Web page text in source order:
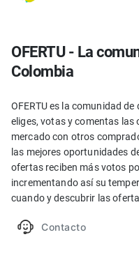
OFERTU - La
Colombia
OFERTU es la comunidad
eliges, votas y comentas las
mercado con otros
las mejores oportunidades
ofertas reciben más votos
incrementando así su
cuando y descubrir las
Contacto